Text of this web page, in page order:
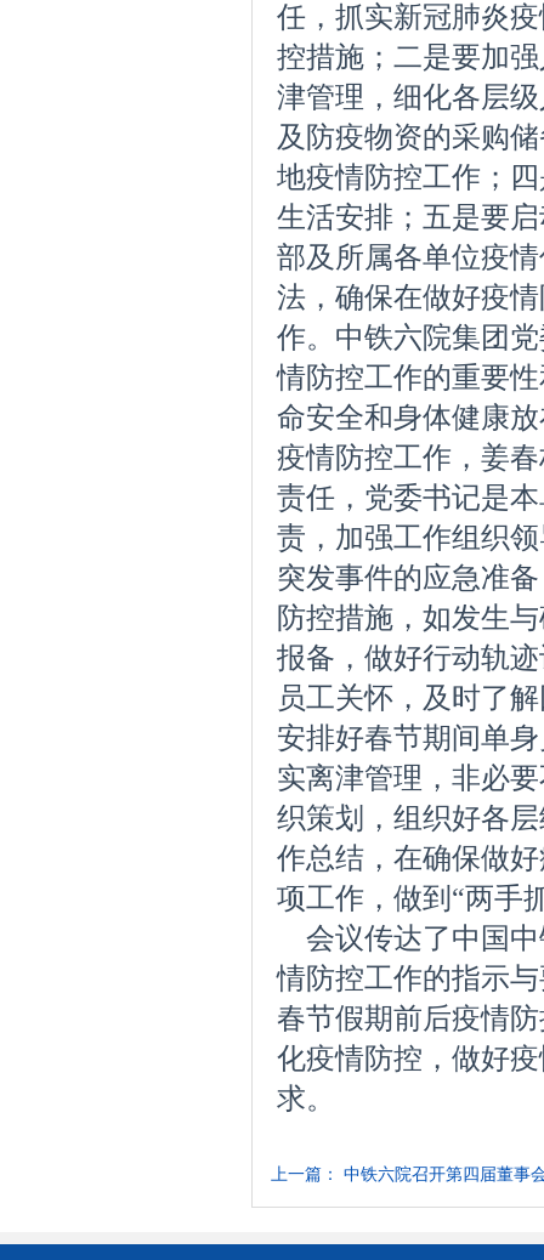
任，抓实新冠肺炎
控措施；二是要加
津管理，细化各层
及防疫物资的采购
地疫情防控工作；
生活安排；五是要
部及所属各单位疫
法，确保在做好疫
作。 中铁六院集团
情防控工作的重要
命安全和身体健康
疫情防控工作，姜
责任，党委书记是
责，加强工作组织
突发事件的应急准
防控措施，如发生
报备，做好行动轨
员工关怀，及时了
安排好春节期间单
实离津管理，非必
织策划，组织好各
作总结， 在确保做
项工作，做到 “两手
会议传达了中国中
情防控工作的指示
春节假期前后疫情
化疫情防控，做好
求。
上一篇： 中铁六院召开第四届董事